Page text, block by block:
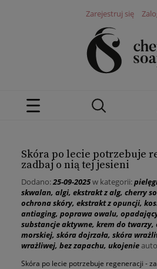
Zarejestruj się
Skóra po lecie potrzebuje
zadbaj o nią tej jesieni
Dodano:25-09-2025w kategorii:
skwalan, algi, ekstrakt z alg, cherry
ochrona skóry, ekstrakt z opuncji,
antiaging, poprawa owalu,
substancje aktywne, krem do twarzy,
morskiej, skóra dojrzała, skóra
wrażliwej, bez zapachu, ukojenie
Skóra po lecie potrzebuje regeneracji -